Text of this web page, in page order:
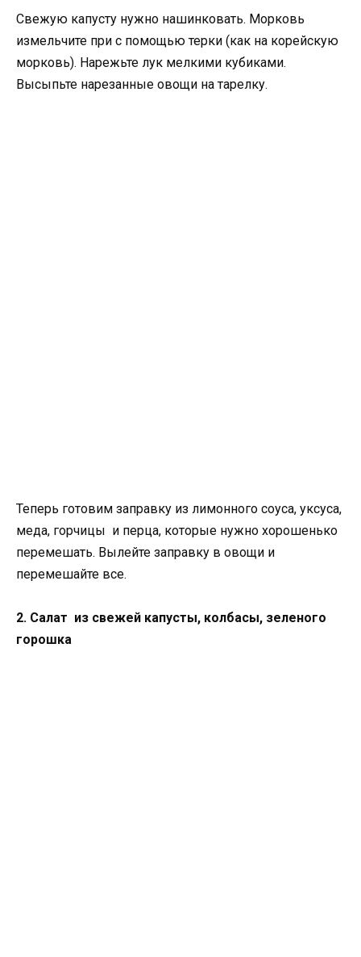
Свежую капусту нужно нашинковать. Морковь
измельчите при с помощью терки (как на корейскую
морковь). Нарежьте лук мелкими кубиками.
Высыпьте нарезанные овощи на тарелку.
Теперь готовим заправку из лимонного соуса, уксуса,
меда, горчицы и перца, которые нужно хорошенько
перемешать. Вылейте заправку в овощи и
перемешайте все.
2. Салат из свежей капусты, колбасы, зеленого
горошка